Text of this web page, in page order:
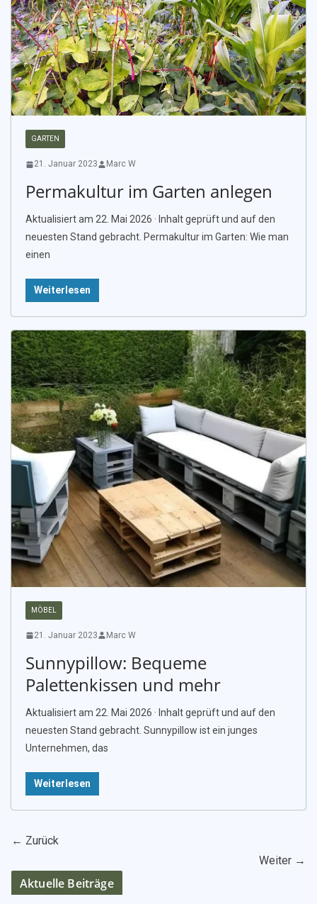
GARTEN
21. Januar 2023 Marc W
Permakultur im Garten anlegen
Aktualisiert am 22. Mai 2026 · Inhalt geprüft und auf den
neuesten Stand gebracht. Permakultur im Garten: Wie man
einen
Weiterlesen
MÖBEL
21. Januar 2023 Marc W
Sunnypillow: Bequeme
Palettenkissen und mehr
Aktualisiert am 22. Mai 2026 · Inhalt geprüft und auf den
neuesten Stand gebracht. Sunnypillow ist ein junges
Unternehmen, das
Weiterlesen
← Zurück
Weiter →
Aktuelle Beiträge